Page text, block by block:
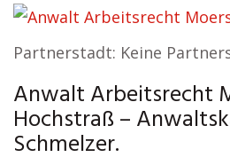
Partnerstadt: Keine
Anwalt Arbeitsrecht
Hochstraß –
Schmelzer.